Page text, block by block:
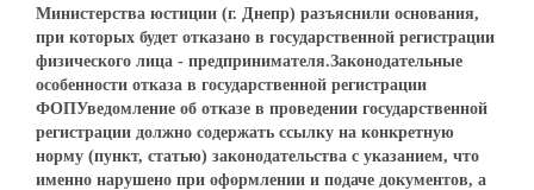
Министерства юстиции (г. Днепр) разъяснили основания,
при которых будет отказано в государственной регистрации
физического лица - предпринимателя.Законодательные
особенности отказа в государственной регистрации
ФОПУведомление об отказе в проведении государственной
регистрации должно содержать ссылку на конкретную
норму (пункт, статью) законодательства с указанием, что
именно нарушено при оформлении и подаче документов, а